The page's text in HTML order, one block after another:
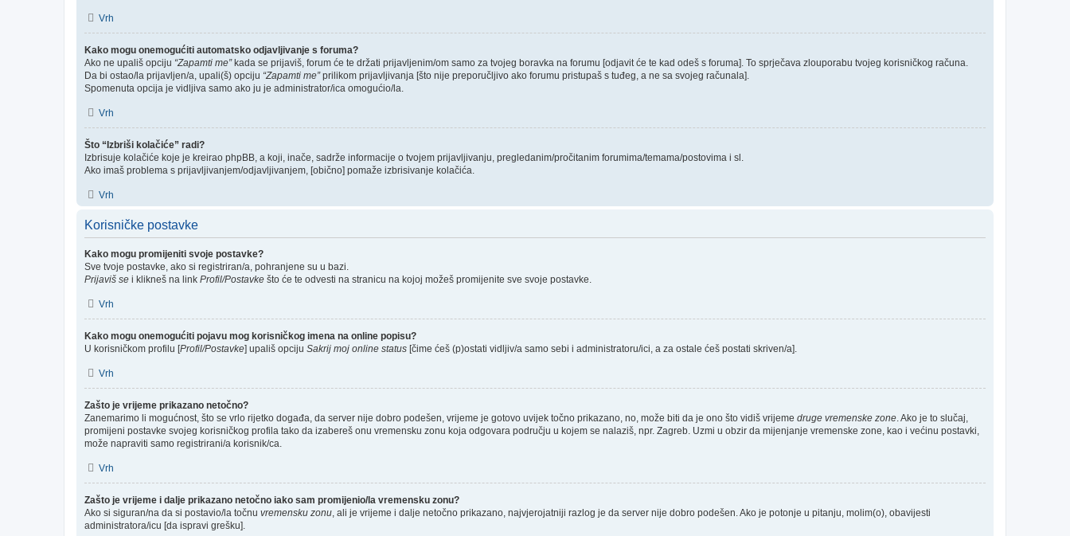
Vrh
Kako mogu onemogućiti automatsko odjavljivanje s foruma?
Ako ne upališ opciju “Zapamti me”kada se prijaviš, forum će te držati prijavljenim/om samo za tvojeg boravka na forumu [odjavit će te kad odeš s foruma]. To sprječava zlouporabu tvojeg korisničkog računa.
Da bi ostao/la prijavljen/a, upali(š) opciju “Zapamti me”prilikom prijavljivanja [što nije preporučljivo ako forumu pristupaš s tuđeg, a ne sa svojeg računala].
Spomenuta opcija je vidljiva samo ako ju je administrator/ica omogućio/la.
Vrh
Što “Izbriši kolačiće” radi?
Izbrisuje kolačiće koje je kreirao phpBB, a koji, inače, sadrže informacije o tvojem prijavljivanju, pregledanim/pročitanim forumima/temama/postovima i sl.
Ako imaš problema s prijavljivanjem/odjavljivanjem, [obično] pomaže izbrisivanje kolačića.
Vrh
Korisničke postavke
Kako mogu promijeniti svoje postavke?
Sve tvoje postavke, ako si registriran/a, pohranjene su u bazi.
Prijaviš se i klikneš na link Profil/Postavke što će te odvesti na stranicu na kojoj možeš promijenite sve svoje postavke.
Vrh
Kako mogu onemogućiti pojavu mog korisničkog imena na online popisu?
U korisničkom profilu [Profil/Postavke] upališ opciju Sakrij moj online status [čime ćeš (p)ostati vidljiv/a samo sebi i administratoru/ici, a za ostale ćeš postati skriven/a].
Vrh
Zašto je vrijeme prikazano netočno?
Zanemarimo li mogućnost, što se vrlo rijetko događa, da server nije dobro podešen, vrijeme je gotovo uvijek točno prikazano, no, može biti da je ono što vidiš vrijeme druge vremenske zone . Ako je to slučaj,
promijeni postavke svojeg korisničkog profila tako da izabereš onu vremensku zonu koja odgovara području u kojem se nalaziš, npr. Zagreb. Uzmi u obzir da mijenjanje vremenske zone, kao i većinu postavki,
može napraviti samo registrirani/a korisnik/ca.
Vrh
Zašto je vrijeme i dalje prikazano netočno iako sam promijenio/la vremensku zonu?
Ako si siguran/na da si postavio/la točnu vremensku zonu , ali je vrijeme i dalje netočno prikazano, najvjerojatniji razlog je da server nije dobro podešen. Ako je potonje u pitanju, molim(o), obavijesti
administratora/icu [da ispravi grešku].